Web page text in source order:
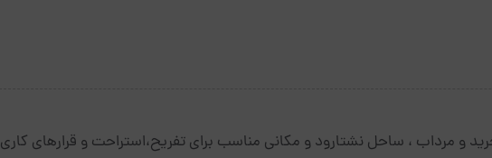
و مرداب ، ساحل نشتارود و مکانی مناسب برای تفریح،استراحت و قرارهای کاری